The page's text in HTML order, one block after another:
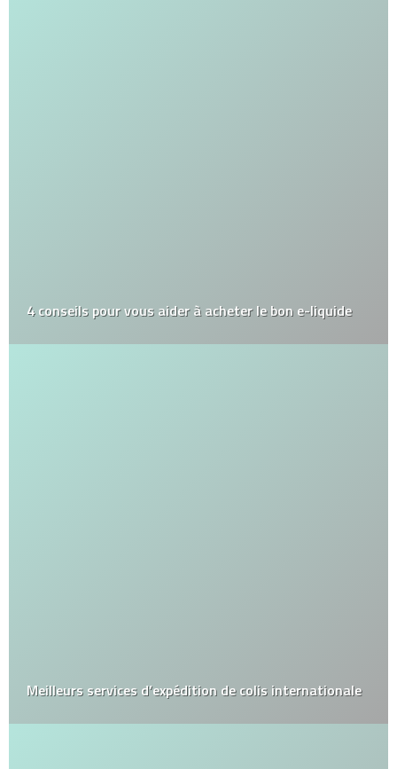
4 conseils pour vous aider à acheter le bon e-liquide
Meilleurs services d’expédition de colis internationale